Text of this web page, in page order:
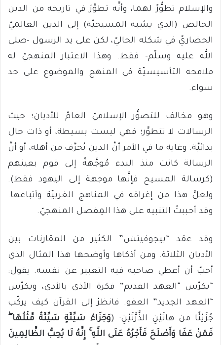
والإسلام تطوُّرٌ لهما، وأنَّه تطوَّرَ في تاريخه من الدين
الخالص (الذي يشبه المسيحيّة) إلى الدين العالميّ
الحضاريّ في شكله الحاليّ، لكن على يد الرسول -صلى
الله عليه وسلّم- فقط. وهذا الاعتبار المنهجيّ له
ملامحه التأسيسيّة في المنهج والموضوع على حد
سواء.
وهو مخالف للتصوُّر الإسلاميّ العامّ للأديان؛ حيث
الرسالات لا تتطوَّر؛ فهي ليست بسيطة، أو ذات حال
بدائيَّة. وغاية ما في الأمر أنَّ الدين يُحرَّف من أهله، أو أنَّ
الرسالة كانت منذ البدء مُوجَّهةً إلى قوم بعينهم
(كرسالة المسيح فإنَّها موجهة إلى اليهود فقط).
ولعلَّ هذا من إغراقه في المناهج الغربيّة وأتباعها.
وقد أحببتُ التنبيه على هذا المِفصل المنهجيّ.
وقد عقد “بيجوفيتش” الكثير من المقارنات بين
الأديان الثلاثة. ومن أذكاها وأوضحها هذا المثال الذي
أحبّ أن أعطي صاحبه فيه التعبير عن نفسه. يقول:
“يكرّس “العهد القديم” فكرة الأذى بالأذى، ويكرّس
“العهد الجديد” العفو. فانظرْ إلى القرآن كيف يركّب
جُزَيْئًا من هاتَيْنِ الذَّرَّتَيْنِ: (وَجَزَاءُ سَيِّئَةٍ سَيِّئَةٌ مِّثْلُهَا ۖ
فَمَنْ عَفَا وَأَصْلَحَ فَأَجْرُهُ عَلَى اللَّهِ ۚ إِنَّهُ لَا يُحِبُّ الظَّالِمِينَ